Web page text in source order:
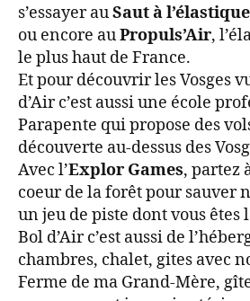
s’essayer auSaut à l’élastique
ou encore auPropuls’Air,
le plus haut de France.
Et pour découvrir les Vosges
d’Air c’est aussi une école
Parapente qui propose des
découverte au-dessus des
Avec l’Explor Games, partez
coeur de la forêt pour sauver
un jeu de piste dont vous êtes
Bol d’Air c’est aussi de
chambres, chalet, gites avec
Ferme de ma Grand-Mère,